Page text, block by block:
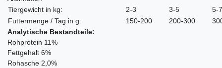
Tiergewicht in kg:
2-3 3-5
5-7
Futtermenge / Tag in g:
150-200 200-300
Analytische Bestandteile:
Rohprotein 11%
Fettgehalt 6%
Rohasche 2,0%